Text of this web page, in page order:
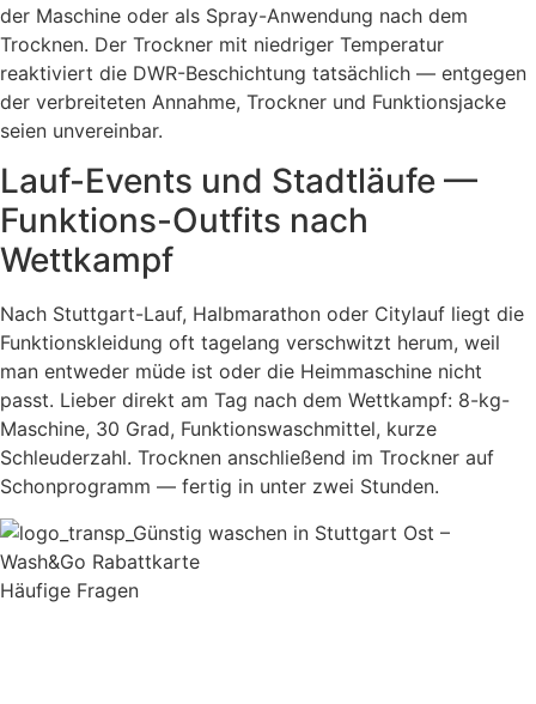
der Maschine oder als Spray-Anwendung nach dem
Trocknen. Der Trockner mit niedriger Temperatur
reaktiviert die DWR-Beschichtung tatsächlich — entgegen
der verbreiteten Annahme, Trockner und Funktionsjacke
seien unvereinbar.
Lauf-Events und Stadtläufe —
Funktions-Outfits nach
Wettkampf
Nach Stuttgart-Lauf, Halbmarathon oder Citylauf liegt die
Funktionskleidung oft tagelang verschwitzt herum, weil
man entweder müde ist oder die Heimmaschine nicht
passt. Lieber direkt am Tag nach dem Wettkampf: 8-kg-
Maschine, 30 Grad, Funktionswaschmittel, kurze
Schleuderzahl. Trocknen anschließend im Trockner auf
Schonprogramm — fertig in unter zwei Stunden.
Häufige Fragen